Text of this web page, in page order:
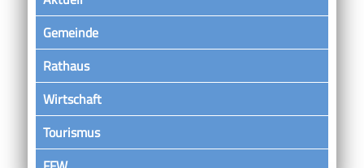
Gemeinde
Rathaus
Wirtschaft
Tourismus